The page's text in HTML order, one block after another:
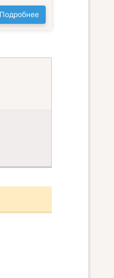
Подробнее